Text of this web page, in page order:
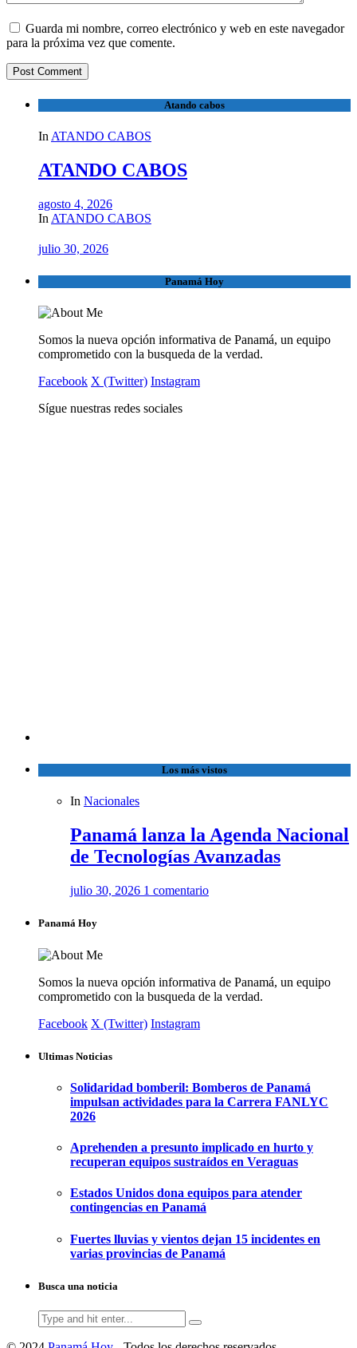
Guarda mi nombre, correo electrónico y web en este navegador
para la próxima vez que comente.
Atando cabos
In ATANDO CABOS
ATANDO CABOS
agosto 4, 2026
In ATANDO CABOS
julio 30, 2026
Panamá Hoy
Somos la nueva opción informativa de Panamá, un equipo
comprometido con la busqueda de la verdad.
Facebook X (Twitter) Instagram
Sígue nuestras redes sociales
Los más vistos
In Nacionales
Panamá lanza la Agenda Nacional
de Tecnologías Avanzadas
julio 30, 2026 1 comentario
Panamá Hoy
Somos la nueva opción informativa de Panamá, un equipo
comprometido con la busqueda de la verdad.
Facebook X (Twitter) Instagram
Ultimas Noticias
Solidaridad bomberil: Bomberos de Panamá
impulsan actividades para la Carrera FANLYC
2026
Aprehenden a presunto implicado en hurto y
recuperan equipos sustraídos en Veraguas
Estados Unidos dona equipos para atender
contingencias en Panamá
Fuertes lluvias y vientos dejan 15 incidentes en
varias provincias de Panamá
Busca una noticia
Search
for: